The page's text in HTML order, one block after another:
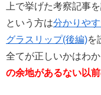
上で挙げた考察記事
という方は分かりや
グラスリップ(後編)を
全てが正しいかはわ
の余地があるない以